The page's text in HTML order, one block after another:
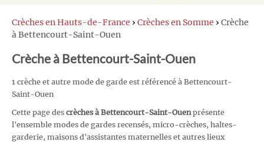
Crèches en Hauts-de-France › Crèches en Somme › Crèche
à Bettencourt-Saint-Ouen
Crèche à Bettencourt-Saint-Ouen
1 crèche et autre mode de garde est référencé à Bettencourt-
Saint-Ouen
Cette page des crèches à Bettencourt-Saint-Ouen présente
l'ensemble modes de gardes recensés, micro-crèches, haltes-
garderie, maisons d'assistantes maternelles et autres lieux